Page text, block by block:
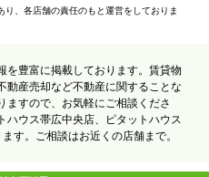
、各店舗の責任のもと運営をしておりま
を豊富に掲載しております。賃貸物
動産売却など不動産に関することな
ますので、お気軽にご相談くださ
ハウス帯広中央店、ピタットハウス
す。ご相談はお近くの店舗まで。